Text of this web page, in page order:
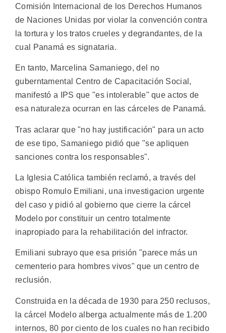
Comisión Internacional de los Derechos Humanos
de Naciones Unidas por violar la convención contra
la tortura y los tratos crueles y degrandantes, de la
cual Panamá es signataria.
En tanto, Marcelina Samaniego, del no
guberntamental Centro de Capacitación Social,
manifestó a IPS que "es intolerable" que actos de
esa naturaleza ocurran en las cárceles de Panamá.
Tras aclarar que "no hay justificación" para un acto
de ese tipo, Samaniego pidió que "se apliquen
sanciones contra los responsables".
La Iglesia Católica también reclamó, a través del
obispo Romulo Emiliani, una investigacion urgente
del caso y pidió al gobierno que cierre la cárcel
Modelo por constituir un centro totalmente
inapropiado para la rehabilitación del infractor.
Emiliani subrayo que esa prisión "parece más un
cementerio para hombres vivos" que un centro de
reclusión.
Construida en la década de 1930 para 250 reclusos,
la cárcel Modelo alberga actualmente más de 1.200
internos, 80 por ciento de los cuales no han recibido